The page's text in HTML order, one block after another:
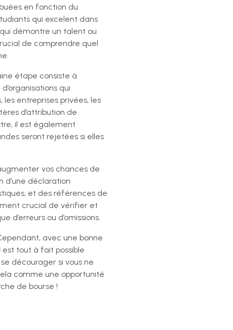
en fonction du
qui excelent dans
démontre un talent ou
de comprendre quel
étape consiste à
qui
entreprises privées, les
d’attribution de
il est également
seront rejetées si elles
vos chances de
d’une déclaration
et des références de
crucial de vérifier et
ou d’omissions.
avec une bonne
tout à fait possible
décourager si vous ne
comme une opportunité
de bourse !